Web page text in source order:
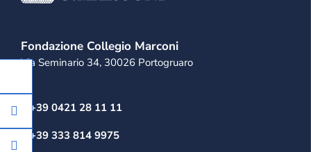
Fondazione Collegio Marconi
Via Seminario 34, 30026 Portogruaro
+39 0421 28 11 11
+39 333 814 9975